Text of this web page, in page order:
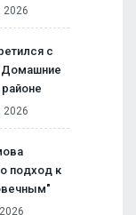
2026
с
2026
подход к